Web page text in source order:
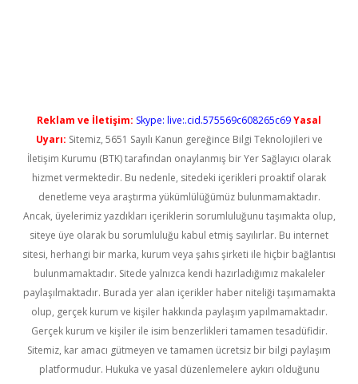
Reklam ve İletişim: Skype: live:.cid.575569c608265c69Yasal
Uyarı: Sitemiz, 5651 Sayılı Kanun gereğince Bilgi Teknolojileri ve
İletişim Kurumu (BTK) tarafından onaylanmış bir Yer Sağlayıcı olarak
hizmet vermektedir. Bu nedenle, sitedeki içerikleri proaktif olarak
denetleme veya araştırma yükümlülüğümüz bulunmamaktadır.
Ancak, üyelerimiz yazdıkları içeriklerin sorumluluğunu taşımakta olup,
siteye üye olarak bu sorumluluğu kabul etmiş sayılırlar. Bu internet
sitesi, herhangi bir marka, kurum veya şahıs şirketi ile hiçbir bağlantısı
bulunmamaktadır. Sitede yalnızca kendi hazırladığımız makaleler
paylaşılmaktadır. Burada yer alan içerikler haber niteliği taşımamakta
olup, gerçek kurum ve kişiler hakkında paylaşım yapılmamaktadır.
Gerçek kurum ve kişiler ile isim benzerlikleri tamamen tesadüfidir.
Sitemiz, kar amacı gütmeyen ve tamamen ücretsiz bir bilgi paylaşım
platformudur. Hukuka ve yasal düzenlemelere aykırı olduğunu